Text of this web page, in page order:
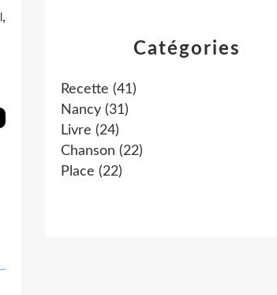
,
Catégories
Recette (41)
Nancy (31)
Livre (24)
Chanson (22)
Place (22)